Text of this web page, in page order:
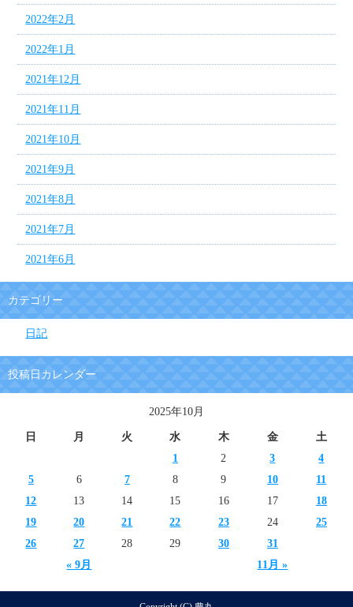
2022年2月
2022年1月
2021年12月
2021年11月
2021年10月
2021年9月
2021年8月
2021年7月
2021年6月
カテゴリー
日記
投稿日カレンダー
2025年10月
日 月 火 水 木 金 土
« 9月 11月 »
1 2 3
4
5
6 7 8 9 10
11
12
13 14 15 16 17
18
19
20 21 22 23 24
25
26
27 28 29 30 31